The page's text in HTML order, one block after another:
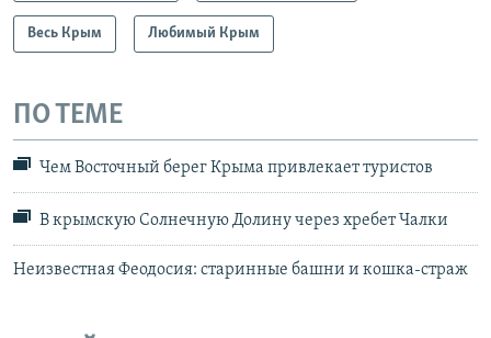
Весь Крым Любимый Крым
ПО ТЕМЕ
Чем Восточный берег Крыма привлекает туристов
В крымскую Солнечную Долину через хребет Чалки
Неизвестная Феодосия: старинные башни и кошка-страж